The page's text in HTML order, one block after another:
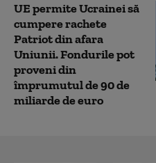
UE permite Ucrainei să
cumpere rachete
Patriot din afara
Uniunii. Fondurile pot
proveni din
împrumutul de 90 de
miliarde de euro